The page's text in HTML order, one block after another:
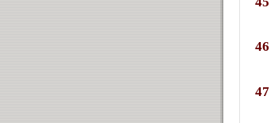
46
47